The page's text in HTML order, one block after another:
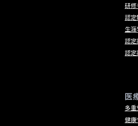
研修
認定
生
認定
認
医
多重
健康